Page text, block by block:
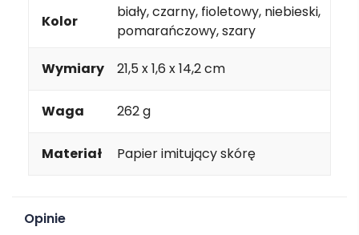
Kolor
biały, czarny, fioletowy, niebieski,
pomarańczowy, szary
Wymiary 21,5 x 1,6 x 14,2 cm
Waga 262 g
Materiał Papier imitujący skórę
Opinie